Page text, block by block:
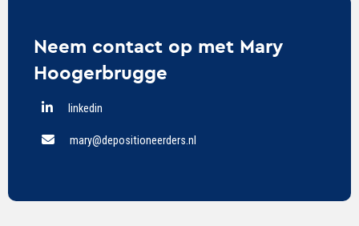
Neem contact op met Mary
Hoogerbrugge
linkedin
mary@depositioneerders.nl